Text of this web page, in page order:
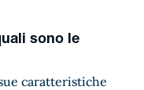
sono le
caratteristiche